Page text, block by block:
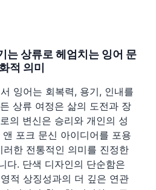
는 상류로 헤엄치는 잉어 문
적 의미
잉어는 회복력, 용기, 인내를
상류 여정은 삶의 도전과 장
의 변신은 승리와 개인의 성
포크 문신 아이디어를 포용
한 전통적인 의미를 진정한
다. 단색 디자인의 단순함은
적 상징성과의 더 깊은 연관